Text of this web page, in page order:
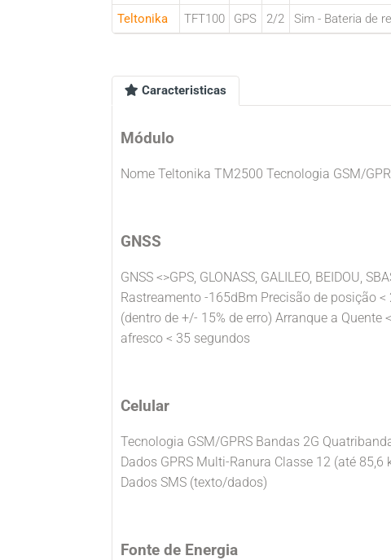
Teltonika
TFT100 GPS 2/2 Sim - Bateria de
Caracteristicas
Módulo
Nome Teltonika TM2500 Tecnologia GSM/
GNSS
GNSS <>GPS, GLONASS, GALILEO, BEIDOU,
Rastreamento -165dBm Precisão de posição
(dentro de +/- 15% de erro) Arranque a
afresco < 35 segundos
Celular
Tecnologia GSM/GPRS Bandas 2G
Dados GPRS Multi-Ranura Classe 12 (até
Dados SMS (texto/dados)
Fonte de Energia